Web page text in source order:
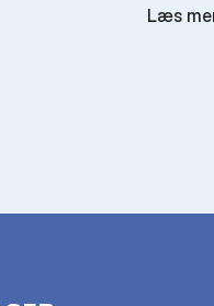
Læs